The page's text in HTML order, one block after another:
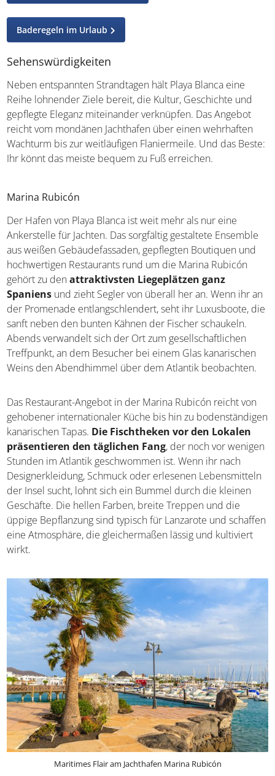
Baderegeln im Urlaub
Sehenswürdigkeiten
Neben entspannten Strandtagen hält Playa Blanca eine
Reihe lohnender Ziele bereit, die Kultur, Geschichte und
gepflegte Eleganz miteinander verknüpfen. Das Angebot
reicht vom mondänen Jachthafen über einen wehrhaften
Wachturm bis zur weitläufigen Flaniermeile. Und das Beste:
Ihr könnt das meiste bequem zu Fuß erreichen.
Marina Rubicón
Der Hafen von Playa Blanca ist weit mehr als nur eine
Ankerstelle für Jachten. Das sorgfältig gestaltete Ensemble
aus weißen Gebäudefassaden, gepflegten Boutiquen und
hochwertigen Restaurants rund um die Marina Rubicón
gehört zu denattraktivsten Liegeplätzen ganz
Spaniens und zieht Segler von überall her an. Wenn ihr an
der Promenade entlangschlendert, seht ihr Luxusboote, die
sanft neben den bunten Kähnen der Fischer schaukeln.
Abends verwandelt sich der Ort zum gesellschaftlichen
Treffpunkt, an dem Besucher bei einem Glas kanarischen
Weins den Abendhimmel über dem Atlantik beobachten.
Das Restaurant-Angebot in der Marina Rubicón reicht von
gehobener internationaler Küche bis hin zu bodenständigen
kanarischen Tapas. Die Fischtheken vor den Lokalen
präsentieren den täglichen Fang, der noch vor wenigen
Stunden im Atlantik geschwommen ist. Wenn ihr nach
Designerkleidung, Schmuck oder erlesenen Lebensmitteln
der Insel sucht, lohnt sich ein Bummel durch die kleinen
Geschäfte. Die hellen Farben, breite Treppen und die
üppige Bepflanzung sind typisch für Lanzarote und schaffen
eine Atmosphäre, die gleichermaßen lässig und kultiviert
wirkt.
Maritimes Flair am Jachthafen Marina Rubicón